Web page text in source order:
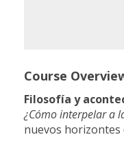
Course
Filosofía y
¿Cómo interpelar a
nuevos